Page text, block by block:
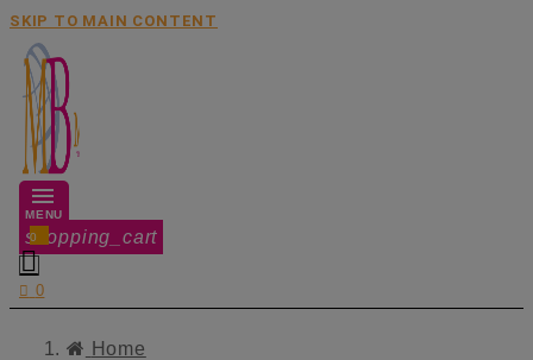
SKIP TO MAIN CONTENT
MENU
shopping_cart
0

 0
Home